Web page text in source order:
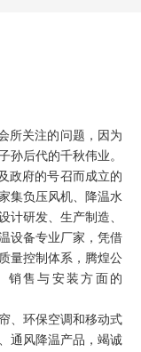
关注的问题，因为
孙后代的千秋伟业。
府的号召而成立的
集负压风机、降温水
计研发、生产制造、
设备专业厂家，凭借
量控制体系，腾煌公
销售与安装方面的
、环保空调和移动式
通风降温产品，竭诚